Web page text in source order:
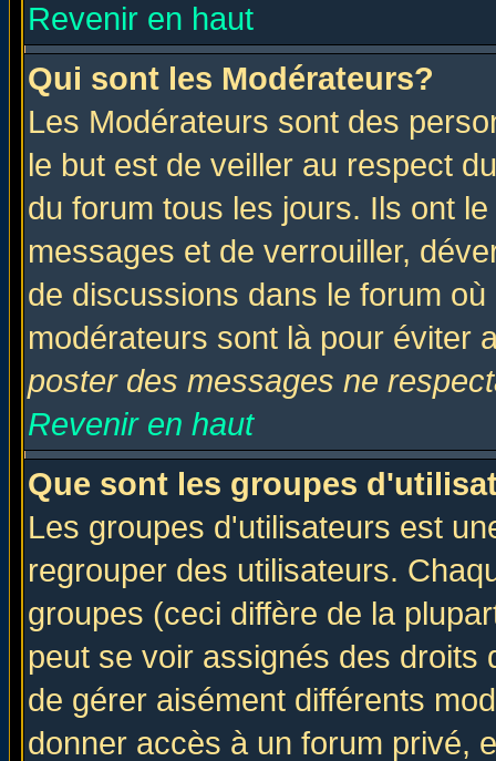
Revenir en haut
Qui sont les Modérateurs?
Les Modérateurs sont des
le but est de veiller au respect
du forum tous les jours. Ils ont
messages et de verrouiller,
de discussions dans le forum
modérateurs sont là pour éviter
poster des messages ne
Revenir en haut
Que sont les groupes
Les groupes d'utilisateurs est
regrouper des utilisateurs.
groupes (ceci diffère de la
peut se voir assignés des
de gérer aisément différents
donner accès à un forum privé,